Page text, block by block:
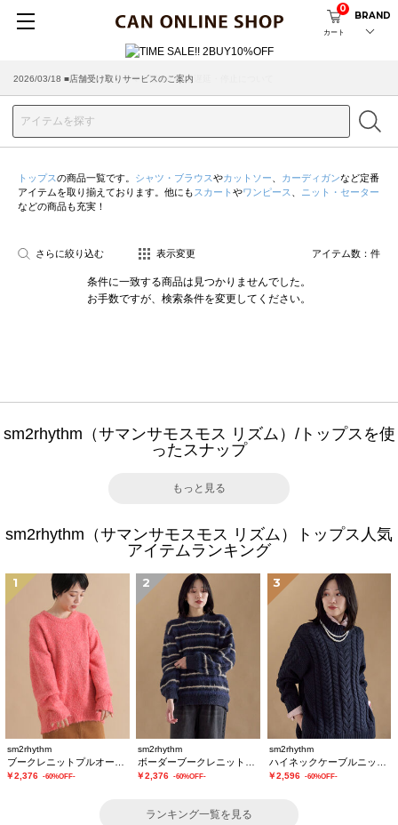
カート
0
BRAND
2026/03/18 ■店舗受け取りサービスのご案内
トップスの商品一覧です。 シャツ・ブラウスやカットソー カーディガンなど定番
アイテムを取り揃えております。他にも スカート やワンピース
ニット・セーター
などの商品も充実！
さらに絞り込む 表示変更 アイテム数： 件
条件に一致する商品は見つかりませんでした。
お手数ですが、検索条件を変更してください。
sm2rhythm（サマンサモスモス リズム）/トップスを使
ったスナップ
もっと見る
sm2rhythm（サマンサモスモス リズム）トップス人気
アイテムランキング
1
sm2rhythm
￥2,376 -60%OFF-
2
sm2rhythm
￥2,376 -60%OFF-
3
sm2rhythm
￥2,596 -60%OFF-
ランキング一覧を見る